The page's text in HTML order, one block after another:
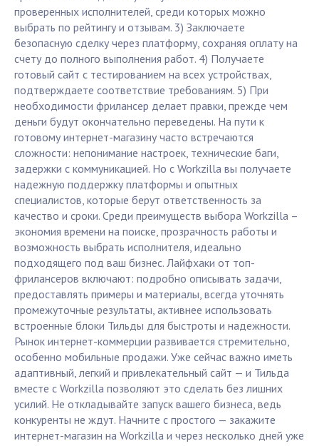
проверенных исполнителей, среди которых можно
выбрать по рейтингу и отзывам. 3) Заключаете
безопасную сделку через платформу, сохраняя оплату на
счету до полного выполнения работ. 4) Получаете
готовый сайт с тестированием на всех устройствах,
подтверждаете соответствие требованиям. 5) При
необходимости фрилансер делает правки, прежде чем
деньги будут окончательно переведены. На пути к
готовому интернет-магазину часто встречаются
сложности: непонимание настроек, технические баги,
задержки с коммуникацией. Но с Workzilla вы получаете
надежную поддержку платформы и опытных
специалистов, которые берут ответственность за
качество и сроки. Среди преимуществ выбора Workzilla –
экономия времени на поиске, прозрачность работы и
возможность выбрать исполнителя, идеально
подходящего под ваш бизнес. Лайфхаки от топ-
фрилансеров включают: подробно описывать задачи,
предоставлять примеры и материалы, всегда уточнять
промежуточные результаты, активнее использовать
встроенные блоки Тильды для быстроты и надежности.
Рынок интернет-коммерции развивается стремительно,
особенно мобильные продажи. Уже сейчас важно иметь
адаптивный, легкий и привлекательный сайт — и Тильда
вместе с Workzilla позволяют это сделать без лишних
усилий. Не откладывайте запуск вашего бизнеса, ведь
конкуренты не ждут. Начните с простого — закажите
интернет-магазин на Workzilla и через несколько дней уже